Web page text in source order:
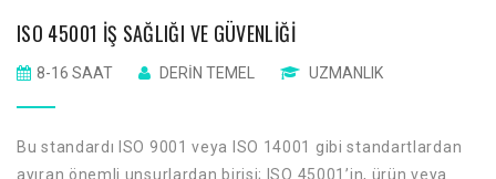
ISO 45001 İŞ SAĞLIĞI VE GÜVENLIĞI
8-16 SAAT DERIN TEMEL UZMANLIK
Bu standardı ISO 9001 veya ISO 14001 gibi standartlardan
ayıran önemli unsurlardan birisi; ISO 45001’in, ürün veya